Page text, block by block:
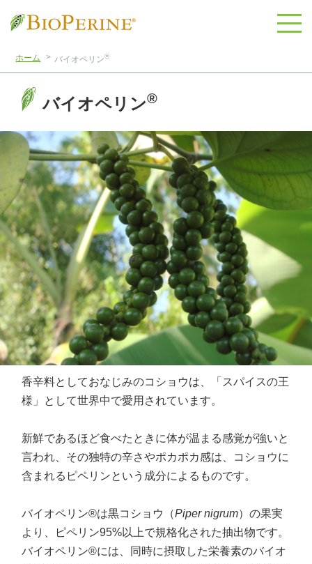
ホーム バイオペリン®
バイオペリン®
香辛料としておなじみのコショウは、「スパイスの王
様」として世界中で愛用されています。
新鮮であるほど食べたときに体が温まる感覚が強いと
言われ、その独特の辛さやポカポカ感は、コショウに
含まれるピペリンという成分によるものです。
バイオペリン®は黒コショウ（Piper nigrum）の果実
より、ピペリン95%以上で規格化された抽出物です。
バイオペリン®には、同時に摂取した栄養素のバイオ